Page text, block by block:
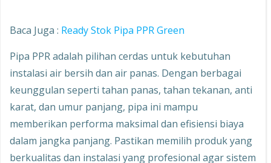
Baca Juga : Ready Stok Pipa PPR Green
Pipa PPR adalah pilihan cerdas untuk kebutuhan
instalasi air bersih dan air panas. Dengan berbagai
keunggulan seperti tahan panas, tahan tekanan, anti
karat, dan umur panjang, pipa ini mampu
memberikan performa maksimal dan efisiensi biaya
dalam jangka panjang. Pastikan memilih produk yang
berkualitas dan instalasi yang profesional agar sistem